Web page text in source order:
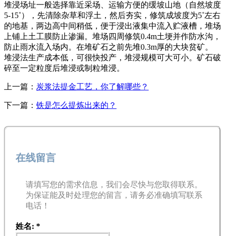
堆浸场址一般选择靠近采场、运输方便的缓坡山地（自然坡度
5-15˚），先清除杂草和浮土，然后夯实，修筑成坡度为5˚左右
的地基，两边高中间稍低，便于浸出液集中流入贮液槽，堆场
上铺上土工膜防止渗漏。堆场四周修筑0.4m土埂并作防水沟，
防止雨水流入场内。在堆矿石之前先堆0.3m厚的大块贫矿。
堆浸法生产成本低，可很快投产，堆浸规模可大可小。矿石破
碎至一定粒度后堆浸或制粒堆浸。
上一篇： 炭浆法提金工艺，你了解哪些？
下一篇： 铁是怎么提炼出来的？
在线留言
请填写您的需求信息，我们会尽快与您取得联系。
为保证能及时处理您的留言，请务必准确填写联系
电话！
姓名: *